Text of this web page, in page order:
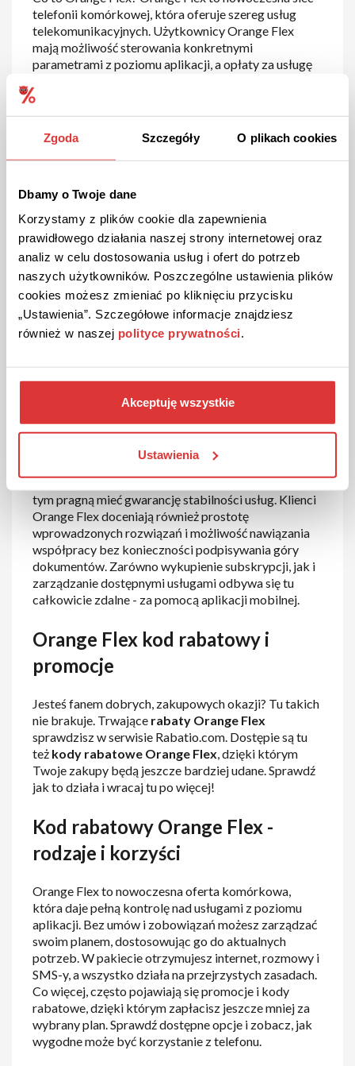
Zgoda Szczegóły O plikach cookies
Dbamy o Twoje dane
Korzystamy z plików cookie dla zapewnienia
prawidłowego działania naszej strony internetowej oraz
analiz w celu dostosowania usług i ofert do potrzeb
naszych użytkowników. Poszczególne ustawienia plików
cookies możesz zmieniać po kliknięciu przycisku
„Ustawienia”. Szczegółowe informacje znajdziesz
również w naszej polityce prywatności.
Akceptuję wszystkie
Ustawienia
telefonii komórkowej, która oferuje szereg usług
telekomunikacyjnych. Użytkownicy Orange Flex
mają możliwość sterowania konkretnymi
parametrami z poziomu aplikacji, a opłaty za usługę
na nowości i cenisz sobie możliwość wyboru? Lubisz
samoobsługowe, niewymagające bezpośredniego
kontaktu rozwiązania? Poznaj działanie Orange Flex i
dołącz do grona zadowolonych klientów. Chciałbyś
za to wszystko zapłacić jeszcze mniej? Zdobądź swój
wyznaczonym miejscu, a przekonasz się, jak niewiele
trzeba, by wyraźnie obniżyć pierwotną cenę.
Wszystko w jednej aplikacji -
Orange Flex
Do kogo jest skierowana oferta Orange Flex? Orange
Flex to opcja idealna dla wszystkich tych, którzy nie
chcą wiązać się długoterminowymi umowami, a przy
tym pragną mieć gwarancję stabilności usług. Klienci
Orange Flex doceniają również prostotę
wprowadzonych rozwiązań i możliwość nawiązania
współpracy bez konieczności podpisywania góry
dokumentów. Zarówno wykupienie subskrypcji, jak i
zarządzanie dostępnymi usługami odbywa się tu
całkowicie zdalne - za pomocą aplikacji mobilnej.
Orange Flex kod rabatowy i
promocje
Jesteś fanem dobrych, zakupowych okazji? Tu takich
nie brakuje. Trwające rabaty Orange Flex
sprawdzisz w serwisie Rabatio.com. Dostępie są tu
też kody rabatowe Orange Flex, dzięki którym
Twoje zakupy będą jeszcze bardziej udane. Sprawdź
jak to działa i wracaj tu po więcej!
Kod rabatowy Orange Flex -
rodzaje i korzyści
Orange Flex to nowoczesna oferta komórkowa,
która daje pełną kontrolę nad usługami z poziomu
aplikacji. Bez umów i zobowiązań możesz zarządzać
swoim planem, dostosowując go do aktualnych
potrzeb. W pakiecie otrzymujesz internet, rozmowy i
SMS-y, a wszystko działa na przejrzystych zasadach.
Co więcej, często pojawiają się promocje i kody
rabatowe, dzięki którym zapłacisz jeszcze mniej za
wybrany plan. Sprawdź dostępne opcje i zobacz, jak
wygodne może być korzystanie z telefonu.